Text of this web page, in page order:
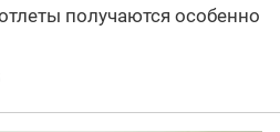
получаются особенно